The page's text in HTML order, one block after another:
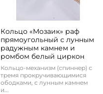
Кольцо «Мозаик» раф
прямоугольный с лунным
радужным камнем и
ромбом белый циркон
Кольцо-механизм (спиннер) с
тремя прокручивающимися
ободками, с лунным камнем
и...